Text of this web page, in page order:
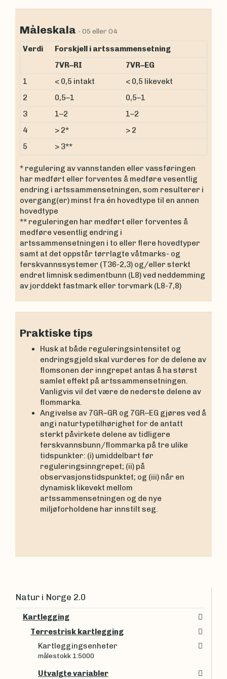
Måleskala - O5 eller O4
Verdi
Forskjell i artssammensetning
7VR–RI
7VR–EG
1
< 0,5 intakt
< 0,5 likevekt
2
0,5–1
0,5–1
3
1–2
1–2
4
> 2*
> 2
5
> 3**
* regulering av vannstanden eller vassføringen
har medført eller forventes å medføre vesentlig
endring i artssammensetningen, som resulterer i
overgang(er) minst fra én hovedtype til en annen
hovedtype
** reguleringen har medført eller forventes å
medføre vesentlig endring i
artssammensetningen i to eller flere hovedtyper
samt at det oppstår tørrlagte våtmarks- og
ferskvannssystemer (T36-2,3) og/eller sterkt
endret limnisk sedimentbunn (L8) ved neddemming
av jorddekt fastmark eller torvmark (L8-7,8)
Praktiske tips
Husk at både reguleringsintensitet og
endringsgjeld skal vurderes for de delene av
flomsonen der inngrepet antas å ha størst
samlet effekt på artssammensetningen.
Vanligvis vil det være de nederste delene av
flommarka.
Angivelse av 7GR–GR og 7GR–EG gjøres ved å
angi naturtypetilhørighet for de antatt
sterkt påvirkete delene av tidligere
ferskvannsbunn/flommarka på tre ulike
tidspunkter: (i) umiddelbart før
reguleringsinngrepet; (ii) på
observasjonstidspunktet; og (iii) når en
dynamisk likevekt mellom
artssammensetningen og de nye
miljøforholdene har innstilt seg.
Natur i Norge 2.0
Kartlegging
Terrestrisk kartlegging
Kartleggingsenheter
målestokk 1:5000
Utvalgte variabler